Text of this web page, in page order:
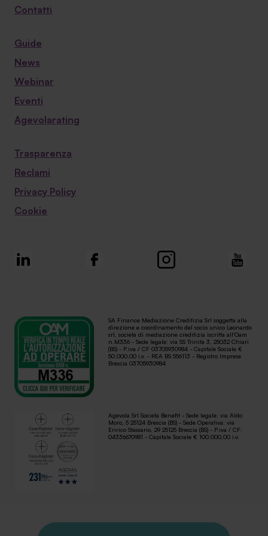
sopra.
Contatti
Guide
News
Webinar
Eventi
Agevolarating
Trasparenza
Reclami
Privacy Policy
Cookie
SA Finance Mediazione Creditizia Srl soggetta alla
direzione e coordinamento del socio unico Leonardo
srl, società di mediazione creditizia iscritta all'Oam
n.M336 - Sede legale: via SS Trinità 3, 25032 Chiari
(BS) - P.iva / CF 03705930984 - Capitale Sociale €
50.000,00 i.v. - REA BS 556113 - Registro Imprese
Brescia 03705930984
Agevola Srl Società Benefit - Sede legale: via Aldo
Moro, 5 25124 Brescia (BS) - Sede Operativa: via
Enrico Stassano, 29 25125 Brescia (BS) - P.iva / CF:
04336670981 - Capitale Sociale € 100.000,00 i.v.